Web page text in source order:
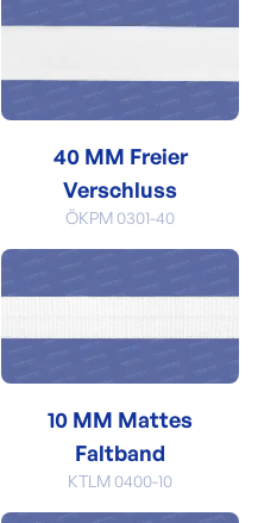
40 MM Freier
Verschluss
ÖKPM 0301-40
10 MM Mattes
Faltband
KTLM 0400-10